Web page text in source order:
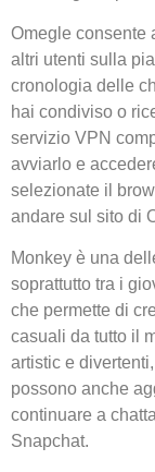
Omegle consente
altri utenti sulla
cronologia delle
hai condiviso o
servizio VPN
avviarlo e
selezionate il
andare sul sito di
Monkey è una
soprattutto tra i
che permette di
casuali da tutto il
artistic e
possono anche
continuare a
Snapchat.